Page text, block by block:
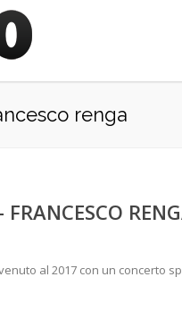
renga
al 2017 con un concerto